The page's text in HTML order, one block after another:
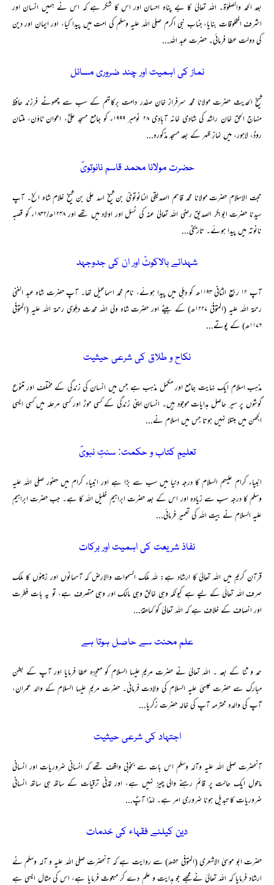
بعد الحمد والصلوٰۃ۔ اللہ تعالیٰ کا بے پناہ احسان اور اس کا شکر ہے کہ اس نے ہمیں انسان اور
اشرف المخلوقات بنایا، جناب نبی اکرم صلی اللہ علیہ وسلم کی امت میں پیدا کیا، اور ایمان اور دین
کی دولت عطا فرمائی۔ حضرت عبد اللہ...
نماز کی اہمیت اور چند ضروری مسائل
شیخ الحدیث حضرت مولانا محمد سرفراز خان صفدر دامت برکاتہم کے سب سے چھوٹے فرزند حافظ
منہاج الحق خان راشد کی شادی خانہ آبادی ۲۸ نومبر ۱۹۹۹ء کو جامع مسجد علیؓ، اعوان ٹاؤن، ملتان
روڈ، لاہور، میں نمازِ ظہر کے بعد مسجد مذکورہ...
حضرت مولانا محمد قاسم نانوتویؒ
حجت الاسلام حضرت مولانا محمد قاسم الصدیقی النانوتویؒ بن شیخ اسد علی بن شیخ غلام شاہ الخ۔ آپ
سیدنا حضرت ابوبکر الصدیق رضی اللہ تعالیٰ عنہ کی نسل اور اولاد میں تھے اور ۱۲۴۸ھ/۱۸۳۲ء کو قصبہ
نانوتہ میں پیدا ہوئے۔ تاریخی...
شہدائے بالاکوٹؒ اور ان کی جدوجہد
آپ ۱۲ ربیع الثانی ۱۱۹۳ھ کو دہلی میں پیدا ہوئے، نام محمد اسماعیل تھا۔ آپ حضرت شاہ عبد الغنی
رحمۃ اللہ علیہ (المتوفیٰ ۱۲۲۷ھ) کے بیٹے اور حضرت شاہ ولی اللہ محدث دہلوی رحمۃ اللہ علیہ (المتوفی
۱۱۷۶ھ) کے پوتے...
نکاح و طلاق کی شرعی حیثیت
مذہب اسلام ایک نہایت جامع اور مکمل مذہب ہے جس میں انسان کی زندگی کے مختلف اور متنوع
گوشوں پر سیر حاصل ہدایات موجود ہیں۔ انسان اپنی زندگی کے کسی موڑ اور کسی مرحلہ میں کسی ایسی
الجھن میں مبتلا نہیں ہوتا جس میں اسلام نے...
تعلیمِ کتاب و حکمت: سنتِ نبویؐ
انبیاء کرام علیہم السلام کا درجہ دنیا میں سب سے بڑا ہے اور انبیاء کرام میں حضور صلی اللہ علیہ
وسلم کا درجہ سب سے زیادہ اور اس کے بعد حضرت ابراہیم خلیل اللہ کا ہے۔ جب حضرت ابراہیم
علیہ السلام نے بیت اللہ کی تعمیر فرمائی...
نفاذ شریعت کی اہمیت اور برکات
قرآن کریم میں اللہ تعالیٰ کا ارشاد ہے: للہ ملک السموات والارض کہ آسمانوں اور زمینوں کا ملک
صرف اللہ تعالٰی کے لیے ہے کیونکہ وہی خالق وہی مالک اور وہی متصرف ہے، تو یہ بات فطرت
اور انصاف کے خلاف ہے کہ اللہ تعالیٰ کو کماحقہٗ...
علم محنت سے حاصل ہوتا ہے
حمد و ثنا کے بعد ۔ اللہ تعالیٰ نے حضرت مریم علیہا السلام کو معجزہ عطا فرمایا اور آپ کے بطن
مبارک سے حضرت عیسیٰ علیہ السلام کی ولادت فرمائی۔ حضرت مریم علیہا السلام کے والد عمران،
آپ کی والدہ محترمہ آپ کی خالہ حضرت زکریا...
اجتہاد کی شرعی حیثیت
آنحضرت صلی اللہ علیہ وآلہ وسلم اس بات سے بخوبی واقف تھے کہ انسانی ضروریات اور انسانی
ماحول ایک حالت پر قائم رہنے والی چیز نہیں ہے، اور تمدنی ترقیات کے ساتھ ہی ساتھ انسانی
ضروریات کا تبدیل ہونا ضروری امر ہے۔ لہٰذا آپؐ...
دین کیلئے فقہاء کی خدمات
حضرت ابو موسیٰ الاشعری (المتوفی ۵۲ھ) سے روایت ہے کہ آنحضرت صلی اللہ علیہ و آلہ وسلم نے
ارشاد فرمایا کہ اللہ تعالیٰ نے مجھے جو ہدایت و علم دے کر مبعوث فرمایا ہے، اس کی مثال ایسی ہے